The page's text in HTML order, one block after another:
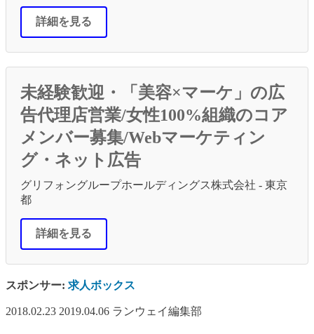
詳細を見る
未経験歓迎・「美容×マーケ」の広
告代理店営業/女性100%組織のコア
メンバー募集/Webマーケティン
グ・ネット広告
グリフォングループホールディングス株式会社 - 東京
都
詳細を見る
スポンサー: 求人ボックス
2018.02.23 2019.04.06 ランウェイ編集部